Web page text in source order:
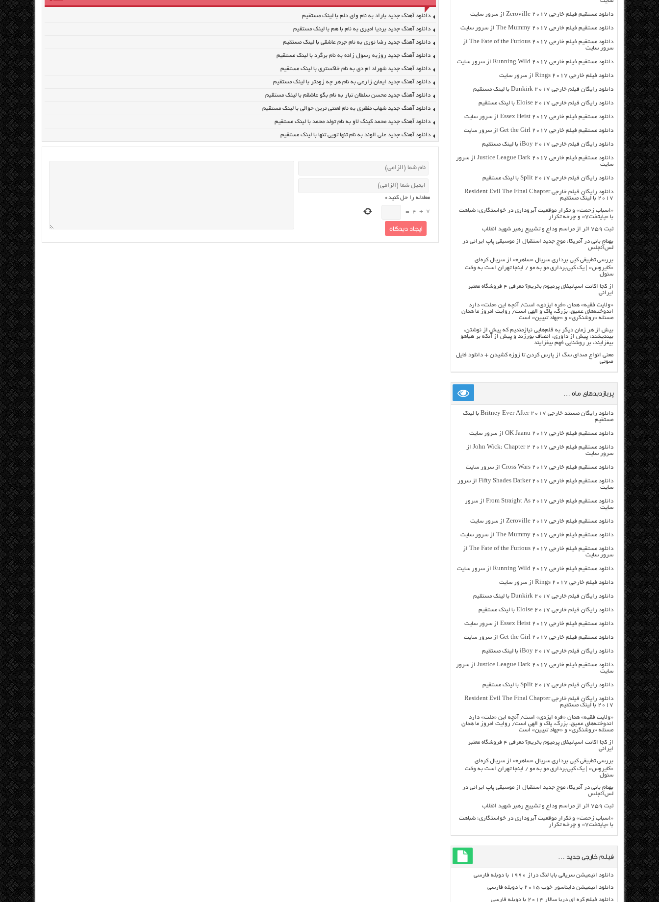
دانلود آهنگ جدید باراد به نام وای دلم با لینک مستقیم
دانلود آهنگ جدید بردیا امیری به نام با هم با لینک مستقیم
دانلود آهنگ جدید رضا نوری به نام جرم عاشقی با لینک مستقیم
دانلود آهنگ جدید روزبه رسول زاده به نام برگرد با لینک مستقیم
دانلود آهنگ جدید شهراد ام دی به نام خاکستری با لینک مستقیم
دانلود آهنگ جدید ایمان زارعی به نام هر چه زودتر با لینک مستقیم
دانلود آهنگ جدید محسن سلطان تبار به نام بگو عاشقم با لینک مستقیم
دانلود آهنگ جدید شهاب مظفری به نام لعنتی ترین حوالی با لینک مستقیم
دانلود آهنگ جدید محمد کینگ لاو به نام تولد محمد با لینک مستقیم
دانلود آهنگ جدید علی الوند به نام تنها تویی تنها با لینک مستقیم
معادله را حل کنید*
7
+
4
=
دانلود مستقیم فیلم خارجی Zeroville 2017 از سرور سایت
دانلود مستقیم فیلم خارجی The Mummy 2017 از سرور سایت
دانلود مستقیم فیلم خارجی The Fate of the Furious 2017 از
سرور سایت
دانلود مستقیم فیلم خارجی Running Wild 2017 از سرور سایت
دانلود فیلم خارجی Rings 2017 از سرور سایت
دانلود رایگان فیلم خارجی Dunkirk 2017 با لینک مستقیم
دانلود رایگان فیلم خارجی Eloise 2017 با لینک مستقیم
دانلود مستقیم فیلم خارجی Essex Heist 2017 از سرور سایت
دانلود مستقیم فیلم خارجی Get the Girl 2017 از سرور سایت
دانلود رایگان فیلم خارجی iBoy 2017 با لینک مستقیم
دانلود مستقیم فیلم خارجی Justice League Dark 2017 از سرور
سایت
دانلود رایگان فیلم خارجی Split 2017 با لینک مستقیم
دانلود رایگان فیلم خارجی Resident Evil The Final Chapter
2017 با لینک مستقیم
«اسباب زحمت» و تکرار موقعیت آبروداری در خواستگاری؛ شباهت
با «پایتخت۷» و چرخه تکرار
ثبت ۷۵۹ اثر از مراسم وداع و تشییع رهبر شهید انقلاب
بهنام بانی در آمریکا: موج جدید استقبال از موسیقی پاپ ایرانی در
لس‌آنجلس
بررسی تطبیقی کپی برداری سریال «ساهره» از سریال کره‌ای
«کایروس» | یک کپی‌برداری مو به مو / اینجا تهران است به وقت
سئول
از کجا اکانت اسپاتیفای پرمیوم بخریم؟ معرفی ۴ فروشگاه معتبر
ایرانی
«ولایت فقیه» همان «فره ایزدی» است/ آنچه این «ملت» دارد
اندوخته‌های عمیق، بزرگ، پاک و الهی است/ روایت امروز ما همان
مسئله «روشنگری» و «جهاد تبیین» است
بیش از هر زمان دیگر به قلم‌هایی نیازمندیم که پیش از نوشتن،
بیندیشند؛ پیش از داوری، انصاف بورزند و پیش از آنکه بر هیاهو
بیفزایند، بر روشنایی فهم بیفزایند
معنی انواع صدای سگ از پارس کردن تا زوزه کشیدن + دانلود فایل
صوتی
پربازدیدهای ماه …
دانلود رایگان مسنتد خارجی Britney Ever After 2017 با لینک
مستقیم
دانلود مستقیم فیلم خارجی OK Jaanu 2017 از سرور سایت
دانلود مستقیم فیلم خارجی John Wick: Chapter 2 2017 از
سرور سایت
دانلود مستقیم فیلم خارجی Cross Wars 2017 از سرور سایت
دانلود مستقیم فیلم خارجی Fifty Shades Darker 2017 از سرور
سایت
دانلود مستقیم فیلم خارجی From Straight As 2017 از سرور
سایت
دانلود مستقیم فیلم خارجی Zeroville 2017 از سرور سایت
دانلود مستقیم فیلم خارجی The Mummy 2017 از سرور سایت
دانلود مستقیم فیلم خارجی The Fate of the Furious 2017 از
سرور سایت
دانلود مستقیم فیلم خارجی Running Wild 2017 از سرور سایت
دانلود فیلم خارجی Rings 2017 از سرور سایت
دانلود رایگان فیلم خارجی Dunkirk 2017 با لینک مستقیم
دانلود رایگان فیلم خارجی Eloise 2017 با لینک مستقیم
دانلود مستقیم فیلم خارجی Essex Heist 2017 از سرور سایت
دانلود مستقیم فیلم خارجی Get the Girl 2017 از سرور سایت
دانلود رایگان فیلم خارجی iBoy 2017 با لینک مستقیم
دانلود مستقیم فیلم خارجی Justice League Dark 2017 از سرور
سایت
دانلود رایگان فیلم خارجی Split 2017 با لینک مستقیم
دانلود رایگان فیلم خارجی Resident Evil The Final Chapter
2017 با لینک مستقیم
«ولایت فقیه» همان «فره ایزدی» است/ آنچه این «ملت» دارد
اندوخته‌های عمیق، بزرگ، پاک و الهی است/ روایت امروز ما همان
مسئله «روشنگری» و «جهاد تبیین» است
از کجا اکانت اسپاتیفای پرمیوم بخریم؟ معرفی ۴ فروشگاه معتبر
ایرانی
بررسی تطبیقی کپی برداری سریال «ساهره» از سریال کره‌ای
«کایروس» | یک کپی‌برداری مو به مو / اینجا تهران است به وقت
سئول
بهنام بانی در آمریکا: موج جدید استقبال از موسیقی پاپ ایرانی در
لس‌آنجلس
ثبت ۷۵۹ اثر از مراسم وداع و تشییع رهبر شهید انقلاب
«اسباب زحمت» و تکرار موقعیت آبروداری در خواستگاری؛ شباهت
با «پایتخت۷» و چرخه تکرار
فیلم خارجی جدید …
دانلود انیمیشن سریالی بابا لنگ دراز ۱۹۹۰ با دوبله فارسی
دانلود انیمیشن دایناسور خوب ۲۰۱۵ با دوبله فارسی
دانلود فیلم کره ای دریا سالار ۲۰۱۴ با دوبله فارسی